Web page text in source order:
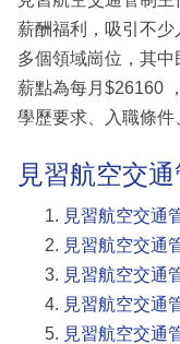
薪酬福利，吸引不
多個領域崗位，其
薪點為每月$26160
學歷要求、入職條件
見習航空交
見習航空交通
見習航空交通
見習航空交通
見習航空交通
見習航空交通